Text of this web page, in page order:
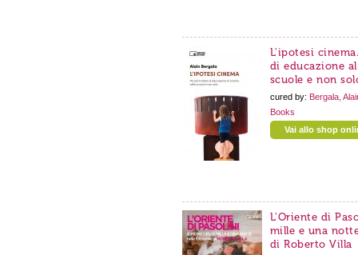
L'ipotesi
di educazione
scuole e non
cured by: Bergala,
Books
Vai allo shop
L'Oriente di
mille e una
di Roberto Villa